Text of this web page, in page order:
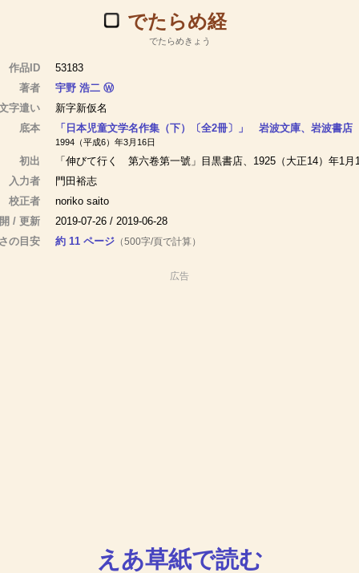
でたらめ経
でたらめきょう
作品ID
53183
著者
宇野 浩二 Ⓦ
字遣い
新字新仮名
底本
「日本児童文学名作集（下）〔全2冊〕」 岩波文庫、岩波書店
1994（平成6）年3月16日
初出
「伸びて行く 第六卷第一號」目黒書店、1925（大正14）年1月
入力者
門田裕志
校正者
noriko saito
/ 更新
2019-07-26 / 2019-06-28
の目安
約 11 ページ （500字/頁で計算）
広告
えあ草紙で読む